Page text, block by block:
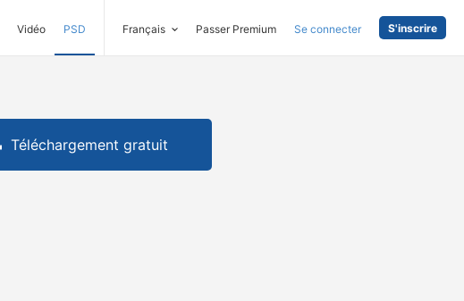
Vidéo PSD Français Passer Premium Se connecter S'inscrire
Téléchargement gratuit